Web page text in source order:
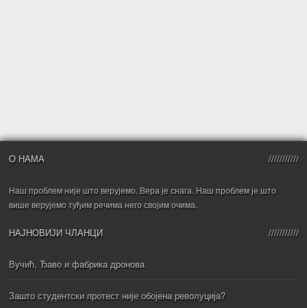
О НАМА
Наш проблем није што верујемо. Вера је снага. Наш проблем је што
више верујемо туђим речима него својим очима.
НАЈНОВИЈИ ЧЛАНЦИ
Вучић, Ђаво и фабрика дронова
Зашто студентски протест није обојена револуција?